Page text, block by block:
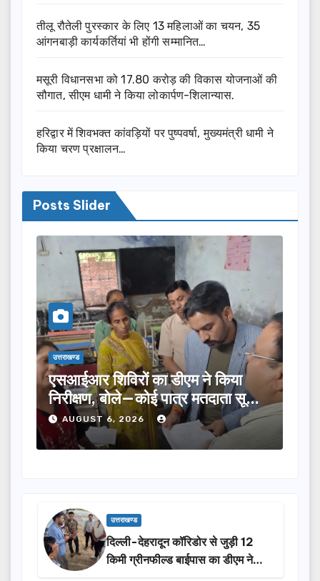
तीलू रौतेली पुरस्कार के लिए 13 महिलाओं का चयन, 35
आंगनबाड़ी कार्यकर्तियां भी होंगी सम्मानित…
मसूरी विधानसभा को 17.80 करोड़ की विकास योजनाओं की
सौगात, सीएम धामी ने किया लोकार्पण-शिलान्यास.
हरिद्वार में शिवभक्त कांवड़ियों पर पुष्पवर्षा, मुख्यमंत्री धामी ने
किया चरण प्रक्षालन…
Posts Slider
उत्तराखण्ड
एसआईआर शिविरों का डीएम ने किया
निरीक्षण, बोले—कोई पात्र मतदाता सूची
से न छूटे…
AUGUST 6, 2026
उत्तराखण्ड
तीलू
का चयन,
होंगी
उत्तराखण्ड
दिल्ली-देहरादून कॉरिडोर से जुड़ी 12
किमी ग्रीनफील्ड बाईपास का डीएम ने
किया निरीक्षण…